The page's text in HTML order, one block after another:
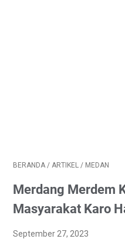
BERANDA / ARTIKEL / MEDAN
Merdang Merdem
Masyarakat Karo
September 27, 2023